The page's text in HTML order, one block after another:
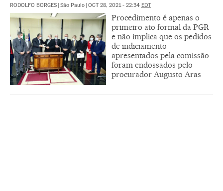
RODOLFO BORGES São Paulo OCT 28, 2021 - 22:34 EDT
Procedimento é apenas o
primeiro ato formal da PGR
e não implica que os pedidos
de indiciamento
apresentados pela comissão
foram endossados pelo
procurador Augusto Aras